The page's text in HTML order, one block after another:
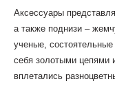
Аксессуары
а также поднизи –
ученые,
себя золотыми цепями
вплетались